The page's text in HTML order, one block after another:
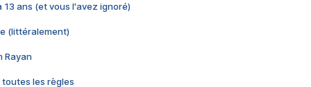
13 ans (et vous l'avez ignoré)
(littéralement)
Rayan
toutes les règles